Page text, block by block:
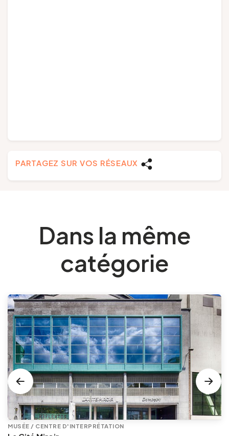
PARTAGEZ SUR VOS RÉSEAUX
Dans la même
catégorie
MUSÉE / CENTRE D'INTERPRÉTATION